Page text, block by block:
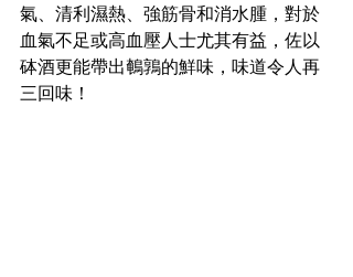
氣、清利濕熱、強筋骨和消水腫，對於
血氣不足或高血壓人士尤其有益，佐以
砵酒更能帶出鵪鶉的鮮味，味道令人再
三回味！